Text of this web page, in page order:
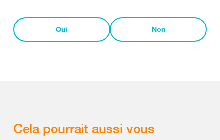
Oui Non
Cela pourrait aussi vous